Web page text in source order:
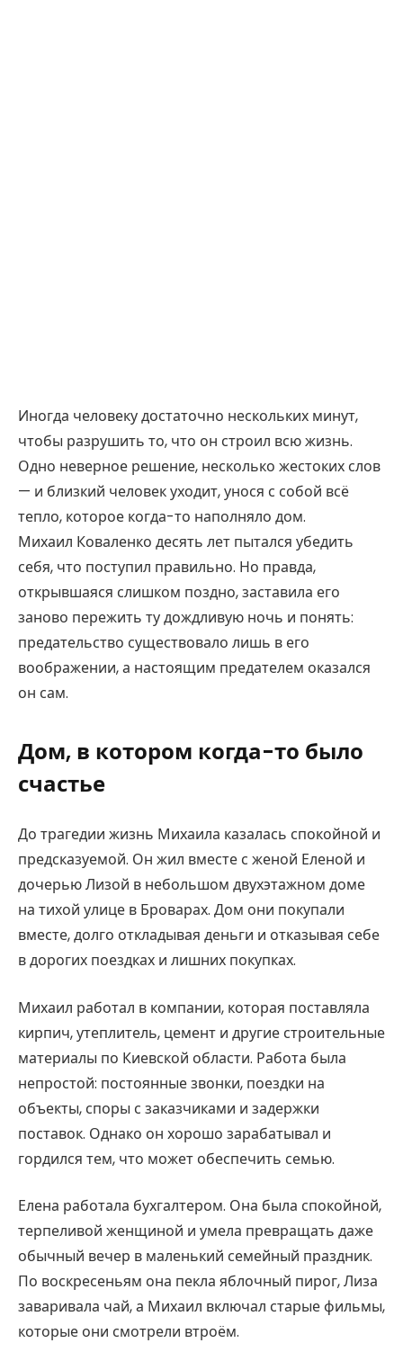
Иногда человеку достаточно нескольких минут,
чтобы разрушить то, что он строил всю жизнь.
Одно неверное решение, несколько жестоких слов
— и близкий человек уходит, унося с собой всё
тепло, которое когда-то наполняло дом.
Михаил Коваленко десять лет пытался убедить
себя, что поступил правильно. Но правда,
открывшаяся слишком поздно, заставила его
заново пережить ту дождливую ночь и понять:
предательство существовало лишь в его
воображении, а настоящим предателем оказался
он сам.
Дом, в котором когда-то было
счастье
До трагедии жизнь Михаила казалась спокойной и
предсказуемой. Он жил вместе с женой Еленой и
дочерью Лизой в небольшом двухэтажном доме
на тихой улице в Броварах. Дом они покупали
вместе, долго откладывая деньги и отказывая себе
в дорогих поездках и лишних покупках.
Михаил работал в компании, которая поставляла
кирпич, утеплитель, цемент и другие строительные
материалы по Киевской области. Работа была
непростой: постоянные звонки, поездки на
объекты, споры с заказчиками и задержки
поставок. Однако он хорошо зарабатывал и
гордился тем, что может обеспечить семью.
Елена работала бухгалтером. Она была спокойной,
терпеливой женщиной и умела превращать даже
обычный вечер в маленький семейный праздник.
По воскресеньям она пекла яблочный пирог, Лиза
заваривала чай, а Михаил включал старые фильмы,
которые они смотрели втроём.